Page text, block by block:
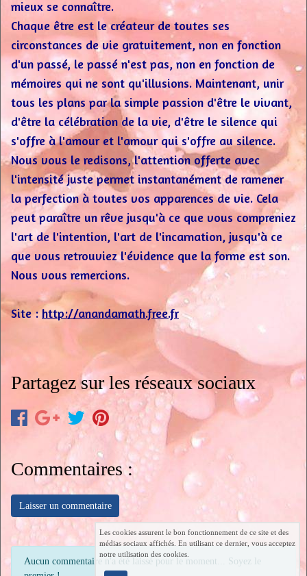
mieux se connaître.
Chaque être est le créateur de toutes ses
circonstances de vie gratuitement, non en fonction
d'un passé, le passé n'est pas, non en fonction de
mémoires qui ne sont qu'illusions. Maintenant, unir
tous les plans par la simple passion d'être le vivant,
d'être la célébration de la vie, d'être le silence qui
s'offre à l'amour et l'amour qui s'offre au silence.
Nous vous le redisons, l'attention offerte avec
l'intensité juste permet instantanément de ramener
la perfection à toutes vos apparences de vie. Cela
peut paraître un rêve jusqu'à ce que vous compreniez
l'art de l'intention, l'art de l'incarnation, jusqu'à ce
que vous retrouviez l'évidence que la forme est son.
Nous vous remercions.
Site :http://anandamath.free.fr
Partagez sur les réseaux sociaux
Commentaires :
Laisser un commentaire
Aucun commentaire n'a été laissé pour le moment... Soyez le
Les cookies assurent le bon fonctionnement de ce site et des
médias sociaux affichés. En utilisant ce dernier, vous acceptez
notre utilisation des cookies.